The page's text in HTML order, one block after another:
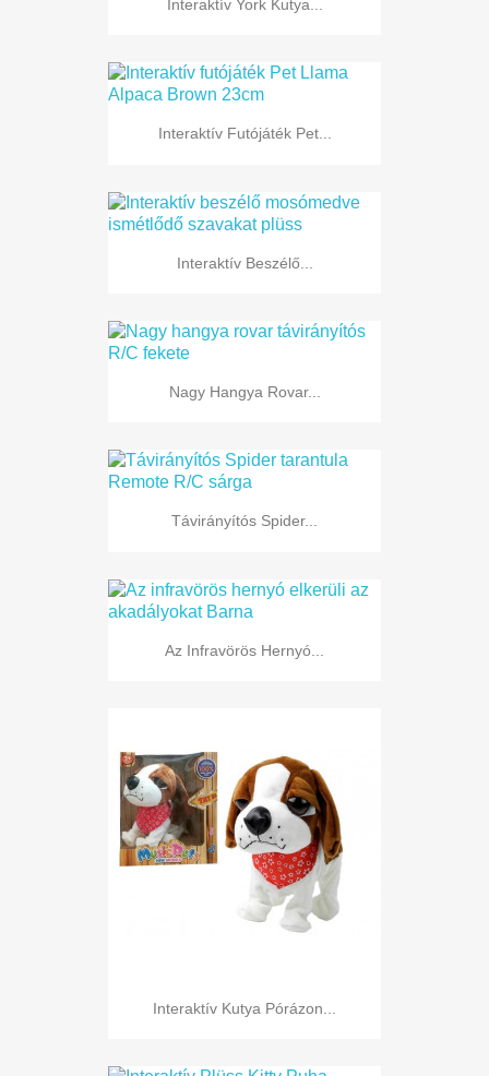
Interaktív York Kutya...
Interaktív Futójáték Pet...
Interaktív Beszélő...
Nagy Hangya Rovar...
Távirányítós Spider...
Az Infravörös Hernyó...
Interaktív Kutya Pórázon...